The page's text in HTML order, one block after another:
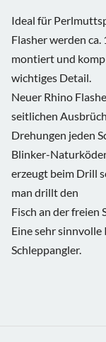
Ideal für
Flasher werden
montiert und
wichtiges Detail.
Neuer Rhino
seitlichen
Drehungen jeden
Blinker-
erzeugt beim Drill
man drillt den
Fisch an der freien
Eine sehr
Schleppangler.